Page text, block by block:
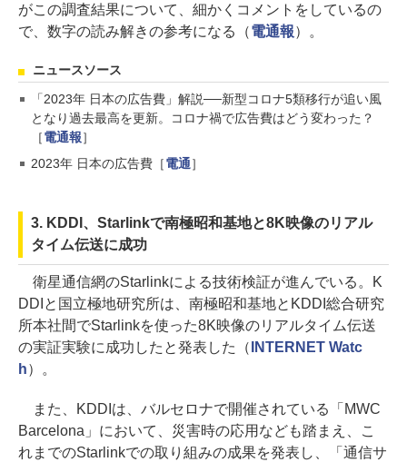
がこの調査結果について、細かくコメントをしているの
で、数字の読み解きの参考になる（電通報）。
ニュースソース
「2023年 日本の広告費」解説──新型コロナ5類移行が追い風
となり過去最高を更新。コロナ禍で広告費はどう変わった？
［電通報］
2023年 日本の広告費［電通］
3. KDDI、Starlinkで南極昭和基地と8K映像のリアル
タイム伝送に成功
衛星通信網のStarlinkによる技術検証が進んでいる。K
DDIと国立極地研究所は、南極昭和基地とKDDI総合研究
所本社間でStarlinkを使った8K映像のリアルタイム伝送
の実証実験に成功したと発表した（ INTERNET Watc
h）。
また、KDDIは、バルセロナで開催されている「MWC
Barcelona」において、災害時の応用なども踏まえ、こ
れまでのStarlinkでの取り組みの成果を発表し、「通信サ